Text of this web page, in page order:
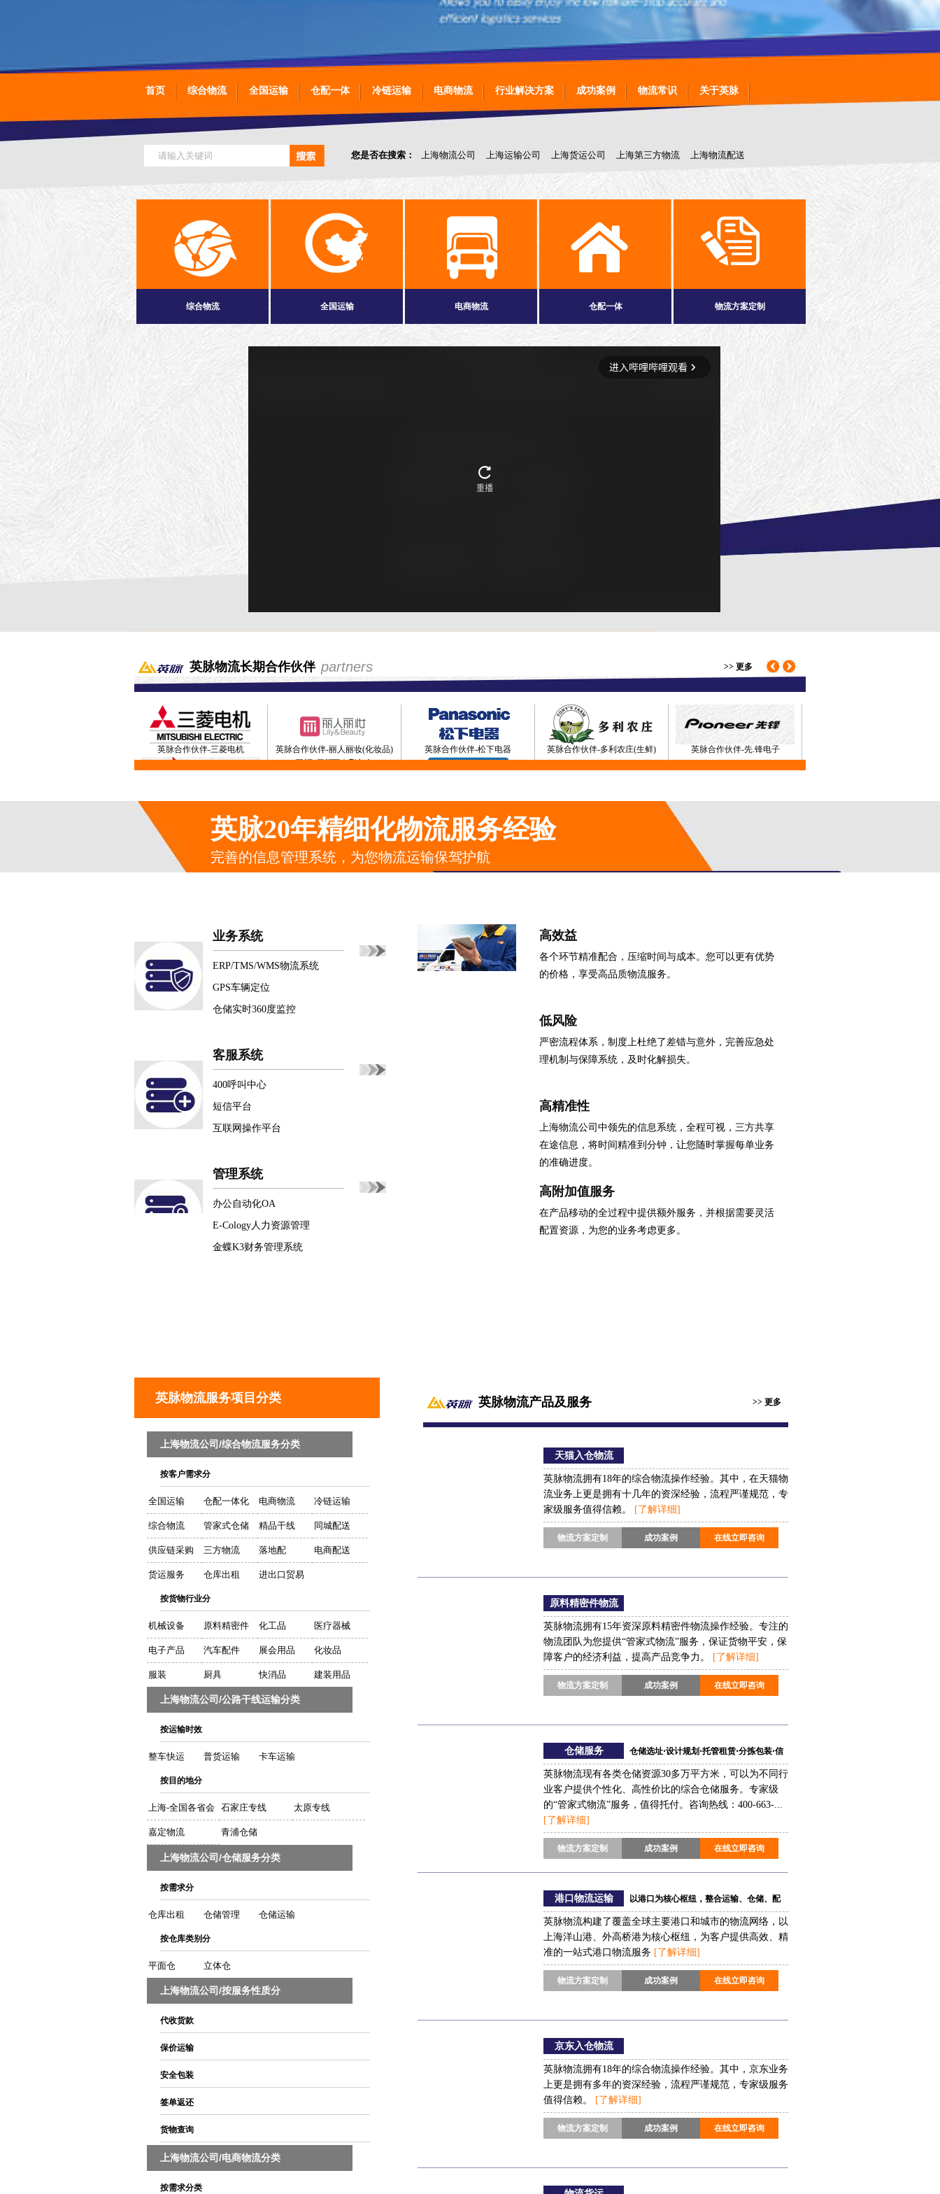
首页 综合物流 全国运输 仓配一体 冷链运输 电商物流 行业解决方案 成功案例 物流常识 关于英脉
您是否在搜索： 上海物流公司 上海运输公司 上海货运公司 上海第三方物流 上海物流配送
上海物流运输 上海全国运输 上海仓库管理 上海落地配 上海专线运输
综合物流 全国运输 电商物流 仓配一体 物流方案定制
>> 更多
英脉物流长期合作伙伴 partners
英脉合作伙伴-三菱电机 英脉合作伙伴-丽人丽妆(化妆品) 英脉合作伙伴-松下电器 英脉合作伙伴-多利农庄(生鲜) 英脉合作伙伴-先.锋电子
英脉合作伙伴-奥维斯 英脉合作伙伴-飞乐(音响) 英脉合作伙伴-SKF 英脉合作伙伴-威高 英脉合作伙伴-亚明(灯具)
英脉20年精细化物流服务经验
完善的信息管理系统，为您物流运输保驾护航
业务系统
ERP/TMS/WMS物流系统
GPS车辆定位
仓储实时360度监控
客服系统
400呼叫中心
短信平台
互联网操作平台
管理系统
办公自动化OA
E-Cology人力资源管理
金蝶K3财务管理系统
高效益
各个环节精准配合，压缩时间与成本。您可以更有优势
的价格，享受高品质物流服务。
低风险
严密流程体系，制度上杜绝了差错与意外，完善应急处
理机制与保障系统，及时化解损失。
高精准性
上海物流公司中领先的信息系统，全程可视，三方共享
在途信息，将时间精准到分钟，让您随时掌握每单业务
的准确进度。
高附加值服务
在产品移动的全过程中提供额外服务，并根据需要灵活
配置资源，为您的业务考虑更多。
英脉物流服务项目分类
上海物流公司/综合物流服务分类
按客户需求分
全国运输 仓配一体化 电商物流 冷链运输
综合物流 管家式仓储 精品干线 同城配送
供应链采购 三方物流 落地配 电商配送
货运服务 仓库出租 进出口贸易
按货物行业分
机械设备 原料精密件 化工品 医疗器械
电子产品 汽车配件 展会用品 化妆品
服装 厨具 快消品 建装用品
上海物流公司/公路干线运输分类
按运输时效
整车快运 普货运输 卡车运输
按目的地分
上海-全国各省会 石家庄专线 太原专线
嘉定物流 青浦仓储
上海物流公司/仓储服务分类
按需求分
仓库出租 仓储管理 仓储运输
按仓库类别分
平面仓 立体仓
上海物流公司/按服务性质分
代收货款
保价运输
安全包装
签单返还
货物查询
上海物流公司/电商物流分类
按需求分类
>> 更多
英脉物流产品及服务
天猫入仓物流
英脉物流拥有18年的综合物流操作经验。其中，在天猫物
流业务上更是拥有十几年的资深经验，流程严谨规范，专
家级服务值得信赖。
[了解详细]
物流方案定制 成功案例 在线立即咨询
原料精密件物流
英脉物流拥有15年资深原料精密件物流操作经验。专注的
物流团队为您提供“管家式物流”服务，保证货物平安，保
障客户的经济利益，提高产品竞争力。
[了解详细]
物流方案定制 成功案例 在线立即咨询
仓储服务
仓储选址⋅设计规划⋅托管租赁⋅分拣包装⋅信
息管理
英脉物流现有各类仓储资源30多万平方米，可以为不同行
业客户提供个性化、高性价比的综合仓储服务。专家级
的“管家式物流”服务，值得托付。咨询热线：400-663-...
[了解详细]
物流方案定制 成功案例 在线立即咨询
港口物流运输
以港口为核心枢纽，整合运输、仓储、配
送等环节形成的综合服务体系
英脉物流构建了覆盖全球主要港口和城市的物流网络，以
上海洋山港、外高桥港为核心枢纽，为客户提供高效、精
准的一站式港口物流服务 [了解详细]
物流方案定制 成功案例 在线立即咨询
京东入仓物流
英脉物流拥有18年的综合物流操作经验。其中，京东业务
上更是拥有多年的资深经验，流程严谨规范，专家级服务
值得信赖。
[了解详细]
物流方案定制 成功案例 在线立即咨询